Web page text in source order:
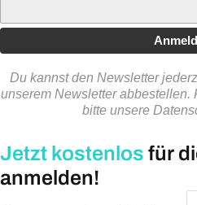
Du kannst den Newsletter
unserem Newsletter abbestellen.
bitte unsere
Jetzt kostenlos für
anmelden!